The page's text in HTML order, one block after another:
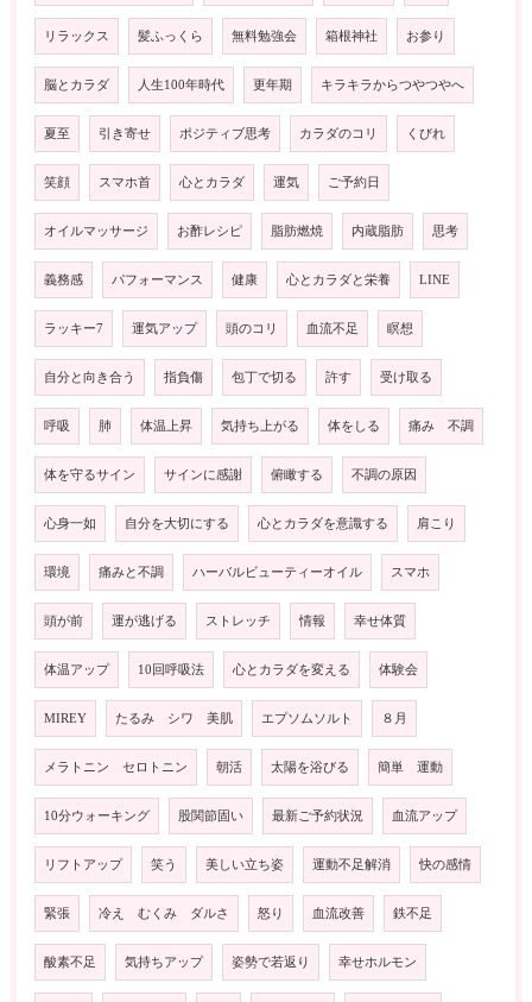
リラックス 髪ふっくら 無料勉強会 箱根神社 お参り
脳とカラダ 人生100年時代 更年期 キラキラからつやつやへ
夏至 引き寄せ ポジティブ思考 カラダのコリ くびれ
笑顔 スマホ首 心とカラダ 運気 ご予約日
オイルマッサージ お酢レシピ 脂肪燃焼 内蔵脂肪 思考
義務感 パフォーマンス 健康 心とカラダと栄養 LINE
ラッキー7 運気アップ 頭のコリ 血流不足 瞑想
自分と向き合う 指負傷 包丁で切る 許す 受け取る
呼吸 肺 体温上昇 気持ち上がる 体をしる 痛み 不調
体を守るサイン サインに感謝 俯瞰する 不調の原因
心身一如 自分を大切にする 心とカラダを意識する 肩こり
環境 痛みと不調 ハーバルビューティーオイル スマホ
頭が前 運が逃げる ストレッチ 情報 幸せ体質
体温アップ 10回呼吸法 心とカラダを変える 体験会
MIREY たるみ シワ 美肌 エプソムソルト ８月
メラトニン セロトニン 朝活 太陽を浴びる 簡単 運動
10分ウォーキング 股関節固い 最新ご予約状況 血流アップ
リフトアップ 笑う 美しい立ち姿 運動不足解消 快の感情
緊張 冷え むくみ ダルさ 怒り 血流改善 鉄不足
酸素不足 気持ちアップ 姿勢で若返り 幸せホルモン